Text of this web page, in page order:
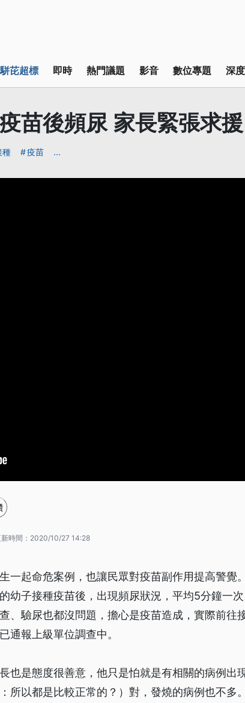
芘超標 即時 熱門議題 影音 數位專題 深
苗後頻尿 家長緊張求援
種 疫苗 ...
時間： 2020/10/27 14:28
一起命危案例，也讓民眾對疫苗副作用提高警覺
幼子接種疫苗後，出現頻尿狀況，平均5分鐘一
、驗尿也都沒問題，擔心是疫苗造成，實際前往
通報上級單位調查中。
也是態度很善意，他只是怕就是有相關的病例出
所以都是比較正常的？）對，發燒的病例也不多